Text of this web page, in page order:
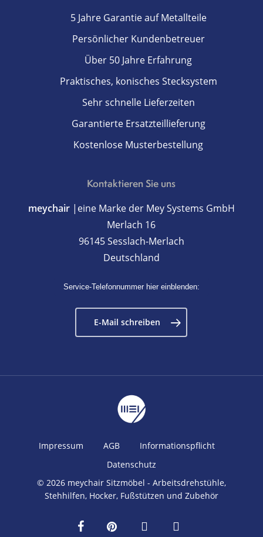
5 Jahre Garantie auf Metallteile
Persönlicher Kundenbetreuer
Über 50 Jahre Erfahrung
Praktisches, konisches Stecksystem
Sehr schnelle Lieferzeiten
Garantierte Ersatzteillieferung
Kostenlose Musterbestellung
Kontaktieren Sie uns
meychair|eine Marke der Mey Systems GmbH
Merlach 16
96145 Sesslach-Merlach
Deutschland
Service-Telefonnummer hier einblenden:
E-Mail schreiben
Impressum AGB
Informationspflicht
Datenschutz
© 2026 meychair Sitzmöbel - Arbeitsdrehstühle,
Stehhilfen, Hocker, Fußstützen und Zubehör